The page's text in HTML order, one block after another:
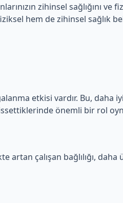
zihinsel sağlığını ve
hem de zihinsel sağlık
etkisi vardır. Bu, daha
önemli bir rol
çalışan bağlılığı, daha